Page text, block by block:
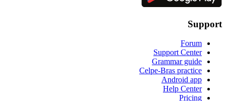
Support
Forum
Support Center
Grammar guide
Celpe-Bras practice
Android app
Help Center
Pricing